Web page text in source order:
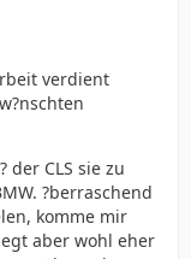
verdient
der CLS sie zu
?berraschend
komme mir
aber wohl eher